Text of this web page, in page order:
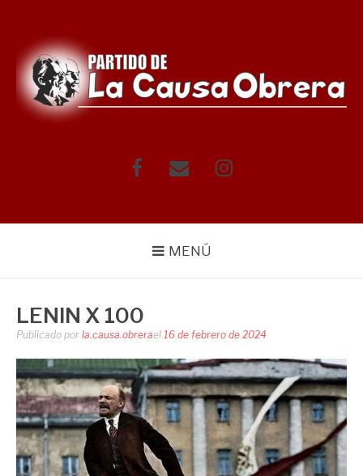
contenido
FacebookCorreo Instagram
MENÚ
LENIN X 100
Publicado por la.causa.obrerael 16 de febrero de 2024